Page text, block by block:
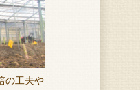
の工夫や